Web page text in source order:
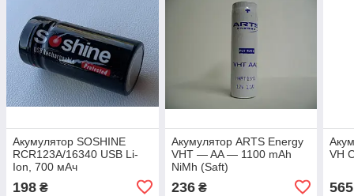
Акумулятор SOSHINE
RCR123A/16340 USB Li-
Ion, 700 мАч
198 ₴
Акумулятор ARTS Energy
VHT — AA — 1100 mAh
NiMh (Saft)
236₴
VH
565